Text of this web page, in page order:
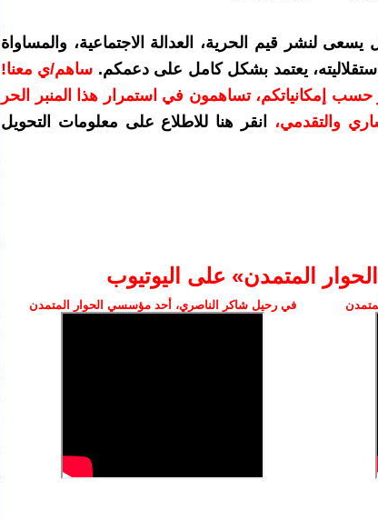
لنشر قيم الحرية، العدالة الاجتماعية، والمساواة
يعتمد بشكل كامل على دعمكم. ساهم/ي معنا!
أو أكثر حسب إمكانياتكم، تساهمون في استمرار هذا المنبر الحر
والتقدمي،
انقر هنا للاطلاع على معلومات التحويل
المتمدن» على اليوتيوب
في رحيل شاكر الناصري، أحد مؤسسي الحوار المتمدن